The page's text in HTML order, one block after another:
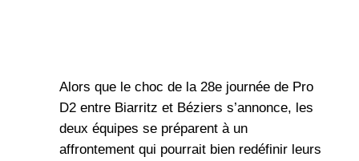
Alors que le choc de la 28e journée de Pro
D2 entre Biarritz et Béziers s’annonce, les
deux équipes se préparent à un
affrontement qui pourrait bien redéfinir leurs